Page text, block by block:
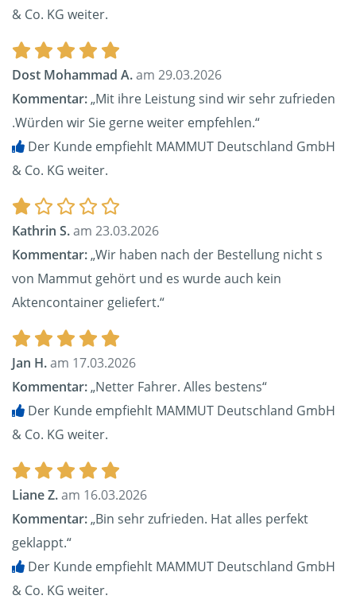
& Co. KG weiter.
Dost Mohammad A.am 29.03.2026
Kommentar:„Mit ihre Leistung sind wir sehr zufrieden
.Würden wir Sie gerne weiter empfehlen.“
Der Kunde empfiehlt MAMMUT Deutschland GmbH
& Co. KG weiter.
Kathrin S.am 23.03.2026
Kommentar:„Wir haben nach der Bestellung nicht s
von Mammut gehört und es wurde auch kein
Aktencontainer geliefert.“
Jan H.am 17.03.2026
Kommentar:„Netter Fahrer. Alles bestens“
Der Kunde empfiehlt MAMMUT Deutschland GmbH
& Co. KG weiter.
Liane Z.am 16.03.2026
Kommentar:„Bin sehr zufrieden. Hat alles perfekt
geklappt.“
Der Kunde empfiehlt MAMMUT Deutschland GmbH
& Co. KG weiter.